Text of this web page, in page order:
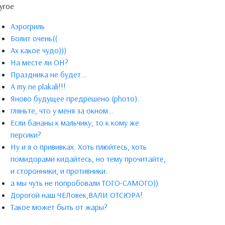
Аэрогриль
Болит очень((
Ах какое чудо)))
На месте ли ОН?
Праздника не будет...
A my ne plakali!!!
Яново будущее предрешено (phото).
гляньте, что у меня за окном...
Если бананы к мальчику, то к кому же
персики?
Ну и я о прививках. Хоть плюйтесь, хоть
помидорами кидайтесь, но тему прочитайте,
и сторонники, и противники.
а мы чуть не попробовали ТОГО-САМОГО))
Дорогой наш ЧЕЛовек,ВАЛИ ОТСЮРА!
Такое может быть от жары?